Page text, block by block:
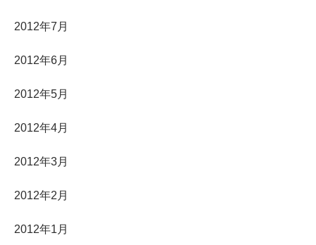
2012年7月
2012年6月
2012年5月
2012年4月
2012年3月
2012年2月
2012年1月